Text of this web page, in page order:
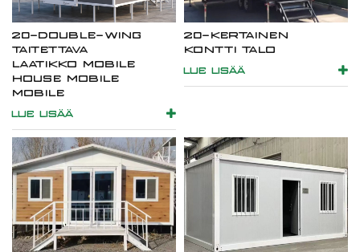
20-DOUBLE-WING
TAITETTAVA
LAATIKKO MOBILE
HOUSE MOBILE
MOBILE
LUE LISÄÄ
20-KERTAINEN
KONTTI TALO
LUE LISÄÄ